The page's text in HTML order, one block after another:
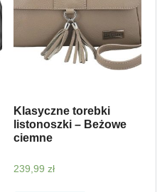
Klasyczne torebki
listonoszki – Beżowe
ciemne
239,99 zł